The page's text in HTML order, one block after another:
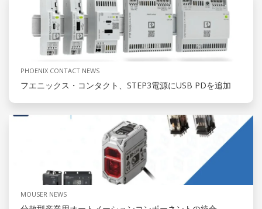
PHOENIX CONTACT NEWS
フエニックス・コンタクト、STEP3電源にUSB PDを追加
MOUSER NEWS